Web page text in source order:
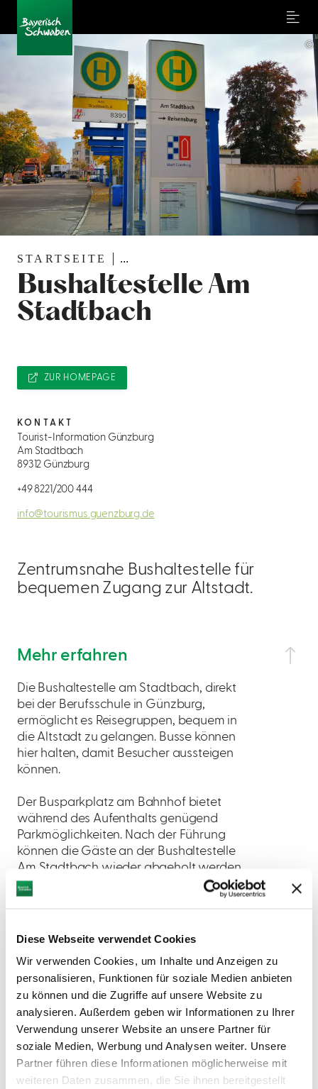
Diese Webseite verwendet Cookies
Wir verwenden Cookies, um Inhalte und Anzeigen zu
personalisieren, Funktionen für soziale Medien anbieten
zu können und die Zugriffe auf unsere Website zu
analysieren. Außerdem geben wir Informationen zu Ihrer
Verwendung unserer Website an unsere Partner für
soziale Medien, Werbung und Analysen weiter. Unsere
Partner führen diese Informationen möglicherweise mit
weiteren Daten zusammen, die Sie ihnen bereitgestellt
Menu
STARTSEITE ...
Bushaltestelle Am
Stadtbach
©
Zentrumsnahe Bushaltestelle für
bequemen Zugang zur Altstadt.
Mehr erfahren
Die Bushaltestelle am Stadtbach, direkt
bei der Berufsschule in Günzburg,
ermöglicht es Reisegruppen, bequem in
die Altstadt zu gelangen. Busse können
hier halten, damit Besucher aussteigen
können.
Der Busparkplatz am Bahnhof bietet
während des Aufenthalts genügend
Parkmöglichkeiten. Nach der Führung
können die Gäste an der Bushaltestelle
Am Stadtbach wieder abgeholt werden,
um den Rückweg anzutreten.
ZUR HOMEPAGE
KONTAKT
Tourist-Information Günzburg
Am Stadtbach
89312 Günzburg
+49 8221/200 444
info@tourismus.guenzburg.de
AUF DER KARTE ANZEIGEN